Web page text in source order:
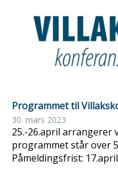
Programmet til
30. mars 2023
25.-26.april arrangerer
programmet står over
Påmeldingsfrist: